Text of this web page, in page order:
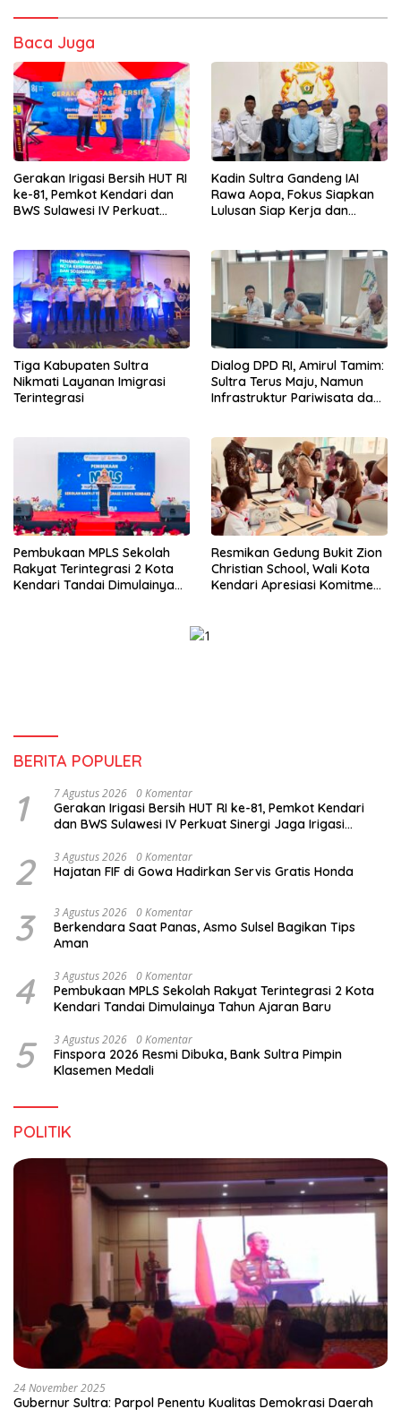
Baca Juga
Gerakan Irigasi Bersih HUT RI
ke-81, Pemkot Kendari dan
BWS Sulawesi IV Perkuat
Kadin Sultra Gandeng IAI
Rawa Aopa, Fokus Siapkan
Lulusan Siap Kerja dan
Tiga Kabupaten Sultra
Nikmati Layanan Imigrasi
Terintegrasi
Dialog DPD RI, Amirul Tamim:
Sultra Terus Maju, Namun
Infrastruktur Pariwisata dan
Pembukaan MPLS Sekolah
Rakyat Terintegrasi 2 Kota
Kendari Tandai Dimulainya
Resmikan Gedung Bukit Zion
Christian School, Wali Kota
Kendari Apresiasi Komitmen
BERITA POPULER
1 7 Agustus 2026 0 Komentar
Gerakan Irigasi Bersih HUT RI ke-81, Pemkot Kendari
dan BWS Sulawesi IV Perkuat Sinergi Jaga Irigasi
2 3 Agustus 2026 0 Komentar
Hajatan FIF di Gowa Hadirkan Servis Gratis Honda
3 3 Agustus 2026 0 Komentar
Berkendara Saat Panas, Asmo Sulsel Bagikan Tips
Aman
4 3 Agustus 2026 0 Komentar
Pembukaan MPLS Sekolah Rakyat Terintegrasi 2 Kota
Kendari Tandai Dimulainya Tahun Ajaran Baru
5 3 Agustus 2026 0 Komentar
Finspora 2026 Resmi Dibuka, Bank Sultra Pimpin
Klasemen Medali
POLITIK
24 November 2025
Gubernur Sultra: Parpol Penentu Kualitas Demokrasi Daerah